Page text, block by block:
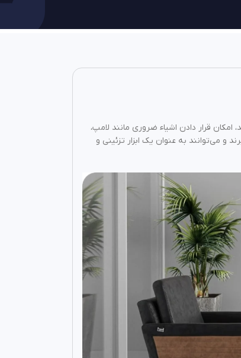
قرار دادن اشیاء ضروری مانند لامپ،
و می‌توانند به عنوان یک ابزار تزئینی و